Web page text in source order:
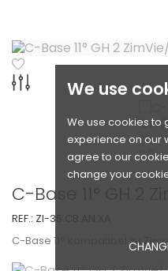
We use
We use cookies to
experience on our
agree to our
change your
C-Base 11° GH 2
REF.: ZI-35.CB.AN.XA
C-Base 11° kompatibel zu